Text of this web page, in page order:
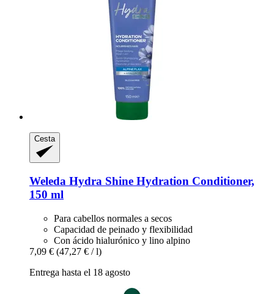
Cesta
Weleda Hydra Shine Hydration Conditioner,
150 ml
Para cabellos normales a secos
Capacidad de peinado y flexibilidad
Con ácido hialurónico y lino alpino
7,09 € (47,27 € / l)
Entrega hasta el 18 agosto